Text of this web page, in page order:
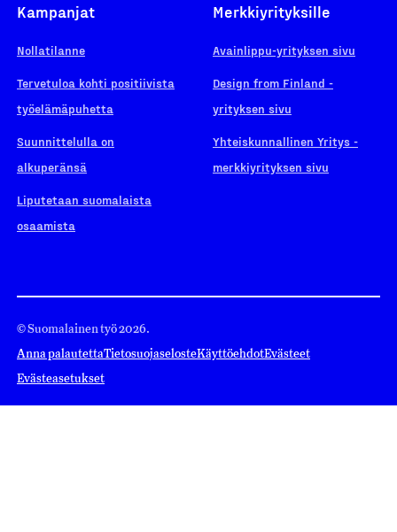
Kampanjat
Nollatilanne
Tervetuloa kohti positiivista
työelämäpuhetta
Suunnittelulla on
alkuperänsä
Liputetaan suomalaista
osaamista
Merkkiyrityksille
Avainlippu-yrityksen sivu
Design from Finland -
yrityksen sivu
Yhteiskunnallinen Yritys -
merkkiyrityksen sivu
© Suomalainen työ 2026.
Anna palautettaTietosuojaselosteKäyttöehdotEvästeet
Evästeasetukset